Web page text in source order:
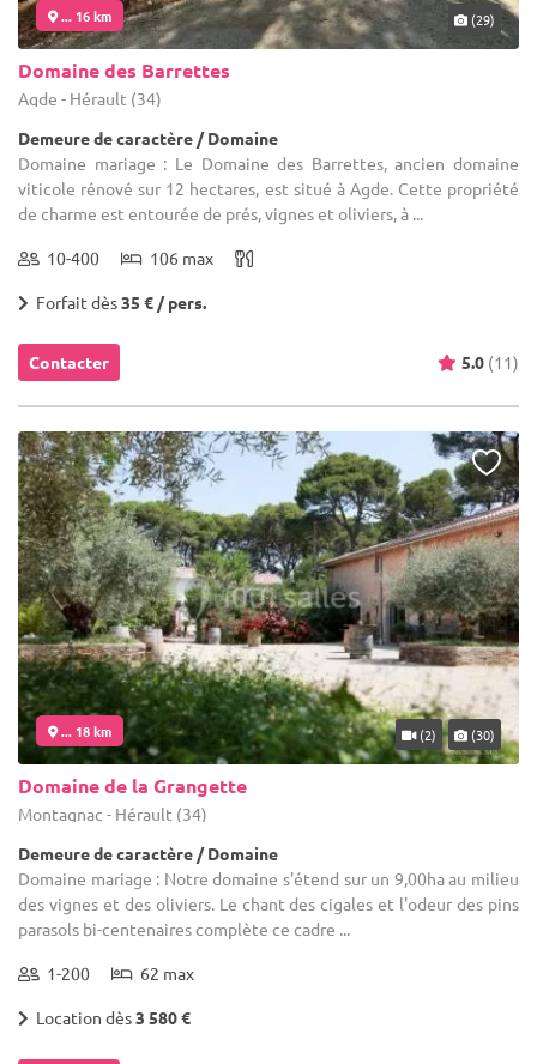
... 16 km (29)
Domaine des Barrettes
Agde - Hérault (34)
Demeure de caractère / Domaine
Domaine mariage : Le Domaine des Barrettes, ancien domaine
viticole rénové sur 12 hectares, est situé à Agde. Cette propriété
de charme est entourée de prés, vignes et oliviers, à ...
10-400 106 max
Forfait dès35 € / pers.
Contacter 5.0 (11)
... 18 km (2) (30)
Domaine de la Grangette
Montagnac - Hérault (34)
Demeure de caractère / Domaine
Domaine mariage : Notre domaine s'étend sur un 9,00ha au milieu
des vignes et des oliviers. Le chant des cigales et l'odeur des pins
parasols bi-centenaires complète ce cadre ...
1-200 62 max
Location dès3 580 €